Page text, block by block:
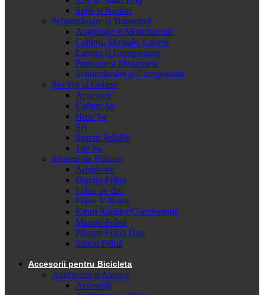
Spițe și Nipluri
Schimbătoare și Transmisii
Angrenaje și Monoblocuri
Cabluri, Mantale, Capete
Lanțuri și Componente
Pinioane și Distanțiere
Schimbătoare și Componente
Șei/Tije și Coliere
Accesorii
Coliere Șa
Huse Șa
Șei
Sistem VeloFit
Tije Șa
Sisteme de Frânare
Adaptoare
Discuri Frână
Frâne pe disc
Frâne V-Brake
Kituri Aerisire/Componente
Manete Frână
Plăcuțe Frână Disc
Saboti Frână
Accesorii pentru Bicicleta
Antifurturi și Alarme
Accesorii